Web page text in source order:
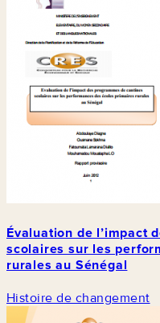
Évaluation de l’impact
scolaires sur les
rurales au Sénégal
Histoire de changement